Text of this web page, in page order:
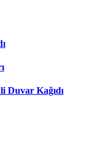
Duvar Kağıdı